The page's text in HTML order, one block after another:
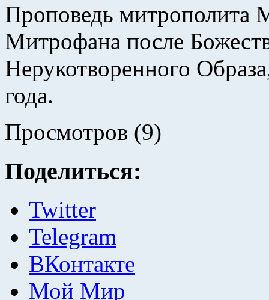
Проповедь митрополита
Митрофана после
Нерукотворенного
года.
Просмотров (9)
Поделиться:
Twitter
Telegram
ВКонтакте
Мой Мир